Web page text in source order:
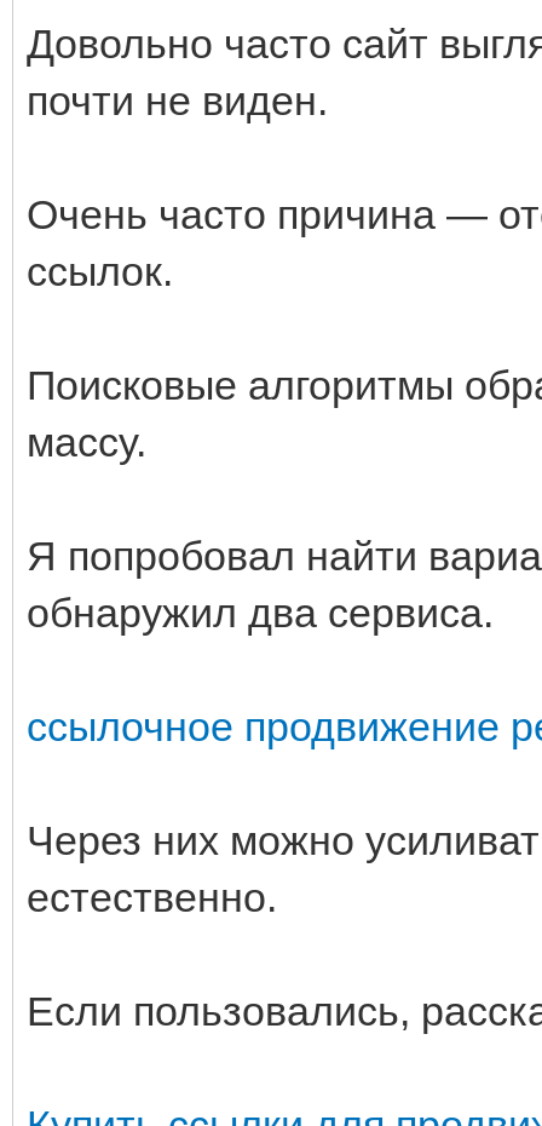
Довольно часто сайт
почти не виден.
Очень часто причина —
ссылок.
Поисковые алгоритмы
массу.
Я попробовал найти
обнаружил два сервиса.
ссылочное продвижение
Через них можно
естественно.
Если пользовались,